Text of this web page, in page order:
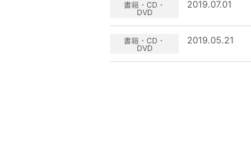
書籍・CD・
DVD
2019.07.01
書籍・CD・
DVD
2019.05.21